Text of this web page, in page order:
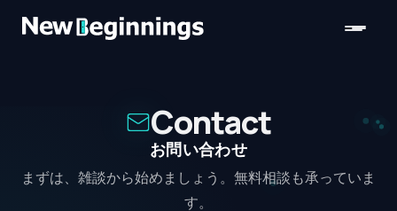
Contact
お問い合わせ
まずは、雑談から始めましょう。無料相談も承っていま
す。